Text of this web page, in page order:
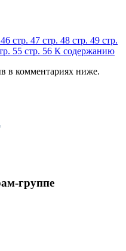
стр. 47 стр. 48 стр. 49 стр.
55 стр. 56 К содержанию
в комментариях ниже.
группе